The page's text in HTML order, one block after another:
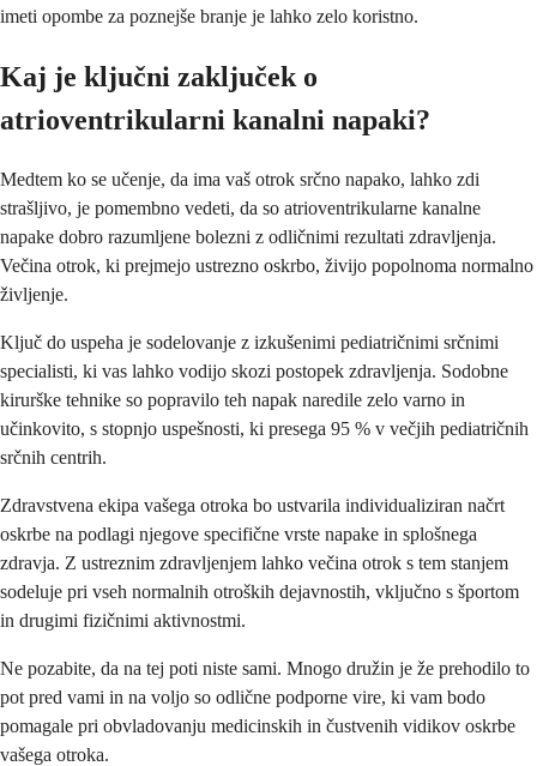
imeti opombe za poznejše branje je lahko zelo koristno.
Kaj je ključni zaključek o
atrioventrikularni kanalni napaki?
Medtem ko se učenje, da ima vaš otrok srčno napako, lahko zdi
strašljivo, je pomembno vedeti, da so atrioventrikularne kanalne
napake dobro razumljene bolezni z odličnimi rezultati zdravljenja.
Večina otrok, ki prejmejo ustrezno oskrbo, živijo popolnoma normalno
življenje.
Ključ do uspeha je sodelovanje z izkušenimi pediatričnimi srčnimi
specialisti, ki vas lahko vodijo skozi postopek zdravljenja. Sodobne
kirurške tehnike so popravilo teh napak naredile zelo varno in
učinkovito, s stopnjo uspešnosti, ki presega 95 % v večjih pediatričnih
srčnih centrih.
Zdravstvena ekipa vašega otroka bo ustvarila individualiziran načrt
oskrbe na podlagi njegove specifične vrste napake in splošnega
zdravja. Z ustreznim zdravljenjem lahko večina otrok s tem stanjem
sodeluje pri vseh normalnih otroških dejavnostih, vključno s športom
in drugimi fizičnimi aktivnostmi.
Ne pozabite, da na tej poti niste sami. Mnogo družin je že prehodilo to
pot pred vami in na voljo so odlične podporne vire, ki vam bodo
pomagale pri obvladovanju medicinskih in čustvenih vidikov oskrbe
vašega otroka.